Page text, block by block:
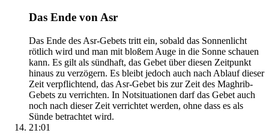
Das Ende von Asr
Das Ende des Asr-Gebets tritt ein, sobald das Sonnenlicht
rötlich wird und man mit bloßem Auge in die Sonne schauen
kann. Es gilt als sündhaft, das Gebet über diesen Zeitpunkt
hinaus zu verzögern. Es bleibt jedoch auch nach Ablauf dieser
Zeit verpflichtend, das Asr-Gebet bis zur Zeit des Maghrib-
Gebets zu verrichten. In Notsituationen darf das Gebet auch
noch nach dieser Zeit verrichtet werden, ohne dass es als
Sünde betrachtet wird.
21:01